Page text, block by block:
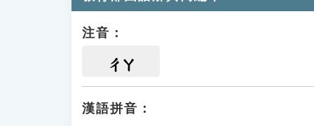
注音：
ㄔㄚ
漢語拼音：